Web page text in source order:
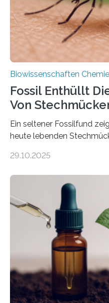
mit scheibenförmiger
nächsten…
Biowissenschaften Chemie
Fossil Enthüllt
Von
Ein seltener Fossilfund
heute lebenden
Forschende die bisher
Region Kachin in
ausgezeichnetem Zustand
Art einer neuen Gattung
nun den Namen
fossile Nachweis einer
stellt gleichzeitig den
Mückenlarve aus dem
29.10.2025